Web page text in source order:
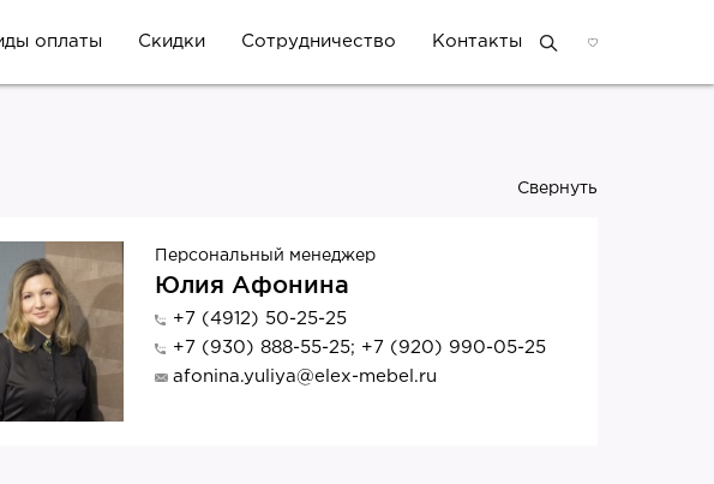
оплаты Скидки Сотрудничество Контакты
Свернуть
Персональный менеджер
Юлия Афонина
+7 (4912) 50-25-25
+7 (930) 888-55-25; +7 (920) 990-05-25
afonina.yuliya@elex-mebel.ru